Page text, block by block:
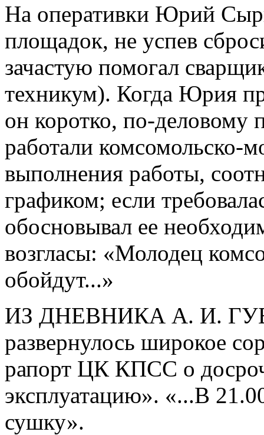
На оперативки Юрий
площадок, не успев
зачастую помогал
техникум). Когда Юрия
он коротко, по-деловому
работали комсомольско-
выполнения работы,
графиком; если
обосновывал ее
возгласы: «Молодец
обойдут...»
ИЗ ДНЕВНИКА А. И.
развернулось широкое
рапорт ЦК КПСС о
эксплуатацию». «...В
сушку».